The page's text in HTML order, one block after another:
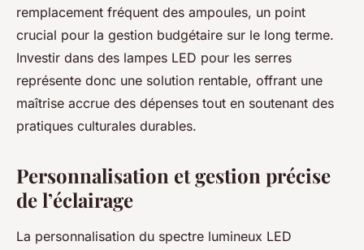
remplacement fréquent des ampoules, un point
crucial pour la gestion budgétaire sur le long terme.
Investir dans des lampes LED pour les serres
représente donc une solution rentable, offrant une
maîtrise accrue des dépenses tout en soutenant des
pratiques culturales durables.
Personnalisation et gestion précise
de l’éclairage
La personnalisation du spectre lumineux LED